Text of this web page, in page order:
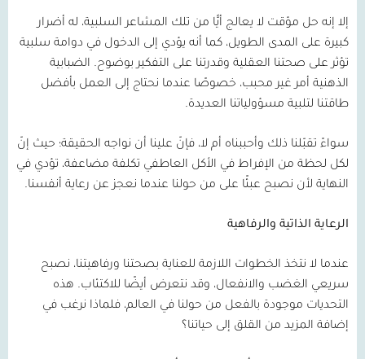
إلا إنه حل مؤقت لا يعالج أيًّا من تلك المشاعر السلبية، له أضرار
كبيرة على المدى الطويل، كما أنه يؤدي إلى الدخول في دوامة سلبية
تؤثر على صحتنا العقلية وقدرتنا على التفكير بوضوح. الضبابية
الذهنية أمر غير محبب، خصوصًا عندما نحتاج إلى العمل بأفضل
طاقتنا لتلبية مسؤولياتنا العديدة.
سواءً تقبّلنا ذلك وأحببناه أم لا، فإنّ علينا أن نواجه الحقيقة؛ حيث إنّ
لكل لحظة من الإفراط في الأكل العاطفي تكلفة مضاعفة، تؤدي في
النهاية لأن نصبح عبئًا على من حولنا عندما نعجز عن رعاية أنفسنا.
الرعاية الذاتية والرفاهية
عندما لا نتخذ الخطوات اللازمة للعناية بصحتنا ورفاهيتنا، نصبح
سريعي الغضب والانفعال، وقد نتعرض أيضًا للاكتئاب. هذه
التحديات موجودة بالفعل من حولنا في العالم، فلماذا نرغب في
إضافة المزيد من القلق إلى حياتنا؟